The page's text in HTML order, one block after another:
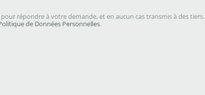
répondre à votre demande, et en aucun cas transmis à des tiers.
de Données Personnelles.